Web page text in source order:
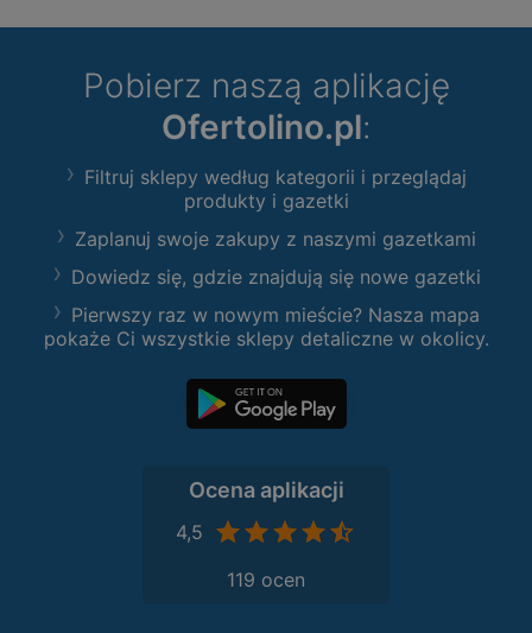
Pobierz naszą aplikację
Ofertolino.pl:
Filtruj sklepy według kategorii i przeglądaj
produkty i gazetki
Zaplanuj swoje zakupy z naszymi gazetkami
Dowiedz się, gdzie znajdują się nowe gazetki
Pierwszy raz w nowym mieście? Nasza mapa
pokaże Ci wszystkie sklepy detaliczne w okolicy.
Ocena aplikacji
4,5
119 ocen